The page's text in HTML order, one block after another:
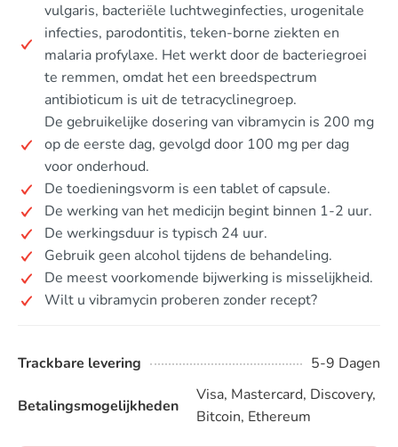
vulgaris, bacteriële luchtweginfecties, urogenitale
infecties, parodontitis, teken-borne ziekten en
malaria profylaxe. Het werkt door de bacteriegroei
te remmen, omdat het een breedspectrum
antibioticum is uit de tetracyclinegroep.
De gebruikelijke dosering van vibramycin is 200 mg
op de eerste dag, gevolgd door 100 mg per dag
voor onderhoud.
De toedieningsvorm is een tablet of capsule.
De werking van het medicijn begint binnen 1-2 uur.
De werkingsduur is typisch 24 uur.
Gebruik geen alcohol tijdens de behandeling.
De meest voorkomende bijwerking is misselijkheid.
Wilt u vibramycin proberen zonder recept?
Trackbare levering 5-9 Dagen
Betalingsmogelijkheden
Visa, Mastercard, Discovery,
Bitcoin, Ethereum